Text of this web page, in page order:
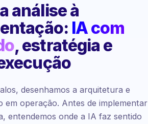
análise à
IA com
, estratégia e
desenhamos a arquitetura e
em operação. Antes de implementar
entendemos onde a IA faz sentido